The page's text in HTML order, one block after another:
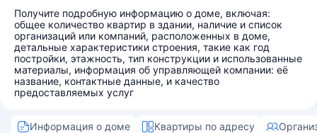
Получите подробную информацию о доме, включая:
общее количество квартир в здании, наличие и список
организаций или компаний, расположенных в доме,
детальные характеристики строения, такие как год
постройки, этажность, тип конструкции и использованные
материалы, информация об управляющей компании: её
название, контактные данные, и качество
предоставляемых услуг
Информация о доме Квартиры по адресу